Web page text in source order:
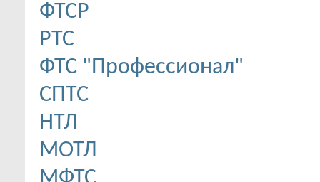
ФТСР
РТС
ФТС "Профессионал"
СПТС
НТЛ
МОТЛ